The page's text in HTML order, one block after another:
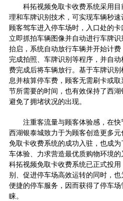
科拓视频免取卡收费系统采用目
理和车牌识别技术，可实现车辆秒
顾客驾车进入停车场时，入口处的
立即抓拍车辆图像并自动进行车牌
抬启，系统自动放行车辆并开始计
完成拍照、车牌识别等程序，并自
费完成后将车辆放行。基于车牌识
息并核算停车费，顾客无需刷卡或
节所需要的时间，也有效保持了西
避免了拥堵状况的出现。
注重客流量与顾客体验感，在快
西湖银泰城致力于为顾客创造更多
免取卡收费系统的成功入驻，也成
车体验、力求营造最优质购物环境
科拓视频免取卡收费系统已正式投
别、促进停车场高效运转的同时，
便捷的停车服务，因而获得了停车
睐。